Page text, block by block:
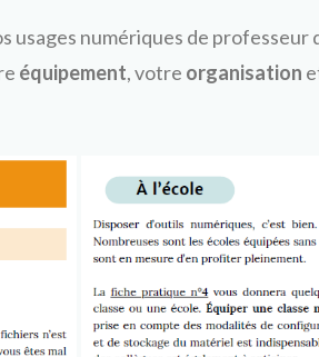
usages numériques de professeur
équipement, votre organisation